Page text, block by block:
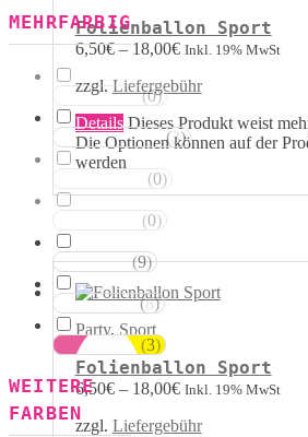
Folienballon Sport
6,50€–18,00€ Inkl. 19% MwSt
zzgl. Liefergebühr
Details Dieses Produkt weist
Die Optionen können auf der
werden
Party, Sport
Folienballon Sport
6,50€– 18,00€ Inkl. 19% MwSt
zzgl. Liefergebühr
MEHRFARBIG
Rosa Weiss (0)
Schwarz Weiss (3)
(0)
(0)
Rot Weiss (9)
Blau Weiss (8)
Mehrfarbig (3)
WEITERE
FARBEN